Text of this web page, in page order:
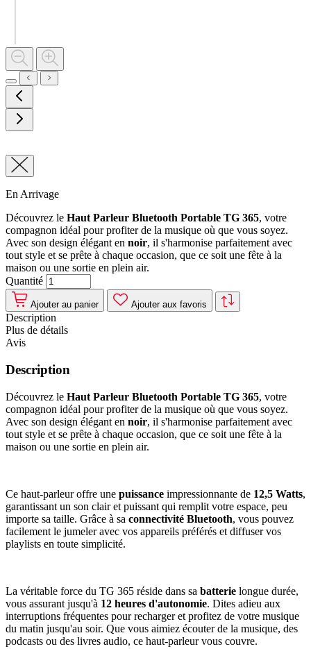
En Arrivage
Découvrez le Haut Parleur Bluetooth Portable TG 365, votre
compagnon idéal pour profiter de la musique où que vous soyez.
Avec son design élégant en noir, il s'harmonise parfaitement avec
tout style et se prête à chaque occasion, que ce soit une fête à la
maison ou une sortie en plein air.
Quantité
Ajouter au panier Ajouter aux favoris
Description
Plus de détails
Avis
Description
Découvrez le Haut Parleur Bluetooth Portable TG 365, votre
compagnon idéal pour profiter de la musique où que vous soyez.
Avec son design élégant en noir, il s'harmonise parfaitement avec
tout style et se prête à chaque occasion, que ce soit une fête à la
maison ou une sortie en plein air.
Ce haut-parleur offre une puissance impressionnante de 12,5 Watts,
garantissant un son clair et puissant qui remplit votre espace, peu
importe sa taille. Grâce à sa connectivité Bluetooth, vous pouvez
facilement le jumeler avec vos appareils préférés et diffuser vos
playlists en toute simplicité.
La véritable force du TG 365 réside dans sa batterie longue durée,
vous assurant jusqu'à 12 heures d'autonomie. Dites adieu aux
interruptions fréquentes pour recharger et profitez de votre musique
du matin jusqu'au soir. Que vous aimiez écouter de la musique, des
podcasts ou des livres audio, ce haut-parleur vous couvre.